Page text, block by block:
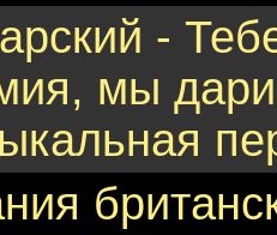
-
мы